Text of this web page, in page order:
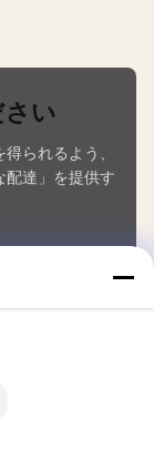
さい
られるよう、
配達」を提供す